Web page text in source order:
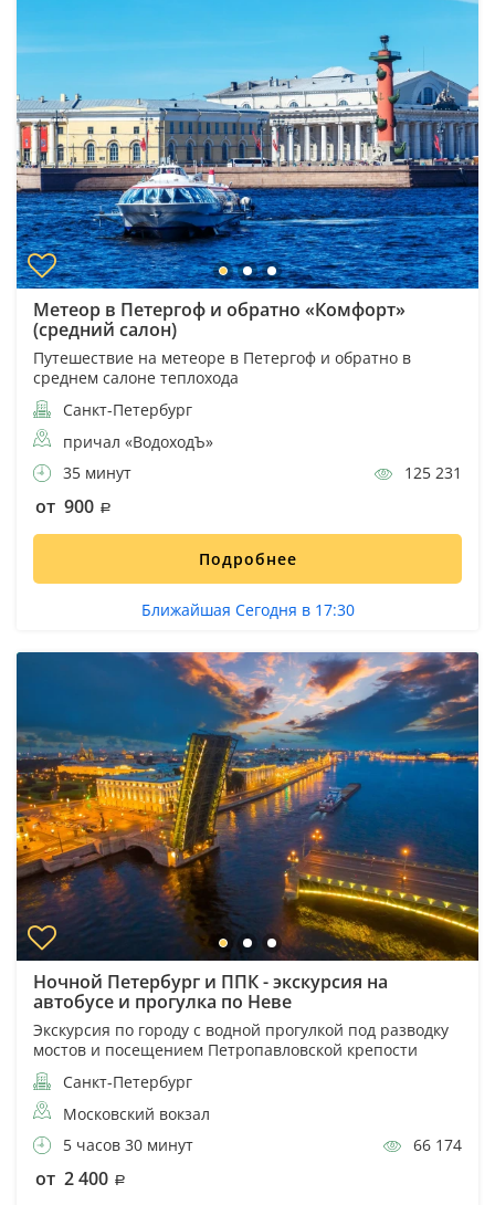
Метеор в Петергоф и обратно «Комфорт»
(средний салон)
Путешествие на метеоре в Петергоф и обратно в
среднем салоне теплохода
Санкт-Петербург
причал «ВодоходЪ»
35 минут
125 231
от 900
Подробнее
Ближайшая Сегодня в 17:30
Ночной Петербург и ППК - экскурсия на
автобусе и прогулка по Неве
Экскурсия по городу с водной прогулкой под разводку
мостов и посещением Петропавловской крепости
Санкт-Петербург
Московский вокзал
5 часов 30 минут
66 174
от 2 400